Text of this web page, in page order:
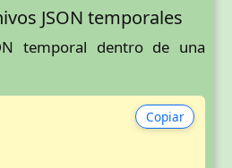
JSON temporales
temporal dentro de una
Copiar